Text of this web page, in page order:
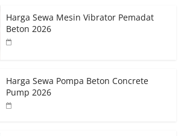
Harga Sewa Mesin Vibrator Pemadat
Beton 2026
Harga Sewa Pompa Beton Concrete
Pump 2026